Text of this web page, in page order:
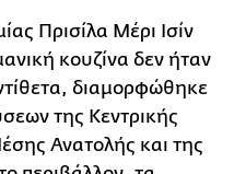
Πρισίλα Μέρι Ισίν
κουζίνα δεν ήταν
διαμορφώθηκε
της Κεντρικής
Ανατολής και της